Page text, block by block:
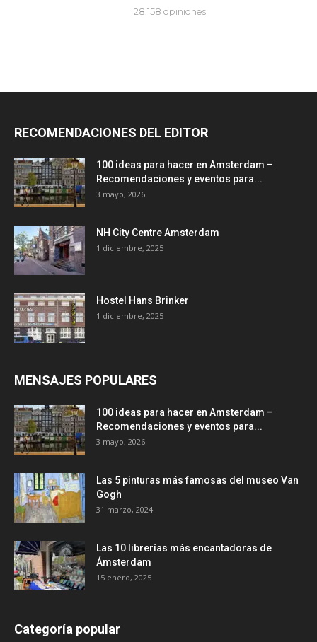
RECOMENDACIONES DEL EDITOR
100 ideas para hacer en Amsterdam –
Recomendaciones y eventos para...
3 mayo, 2026
NH City Centre Amsterdam
1 diciembre, 2025
Hostel Hans Brinker
1 diciembre, 2025
MENSAJES POPULARES
100 ideas para hacer en Amsterdam –
Recomendaciones y eventos para...
3 mayo, 2026
Las 5 pinturas más famosas del museo Van
Gogh
31 marzo, 2024
Las 10 librerías más encantadoras de
Ámsterdam
15 enero, 2025
Categoría popular